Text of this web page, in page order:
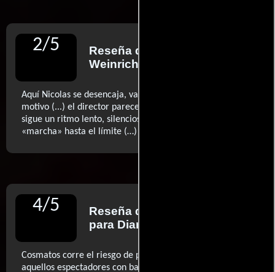
2/5 Reseña de
Weinrichter
Aquí Nicolas se desencaja, vamos, se desencagea, con
motivo (...) el director parece escuchar un disco distinto,
sigue un ritmo lento, silencioso, pretencioso, que dilata la
«marcha» hasta el límite (…)
4/5 Reseña de
para Diario El Periódico
Cosmatos corre el riesgo de provocar una sobredosis a
aquellos espectadores con baja tolerancia al lunatismo.